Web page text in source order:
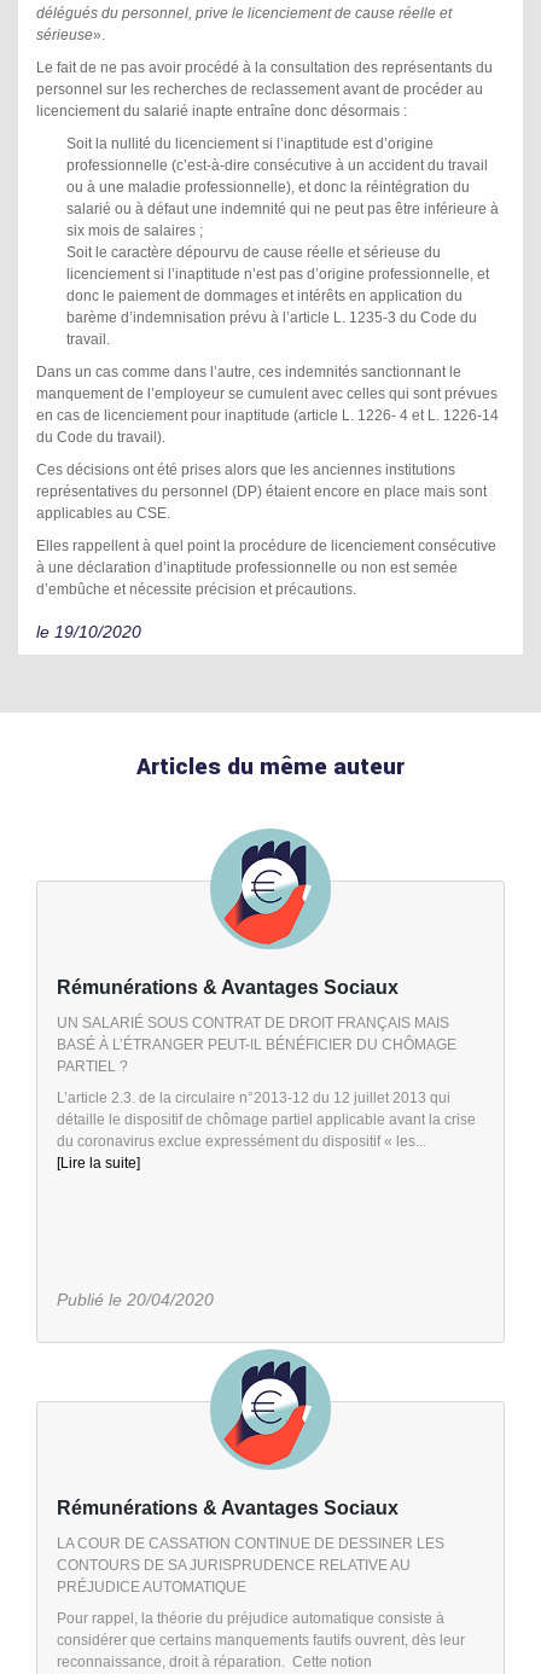
délégués du personnel, prive le licenciement de cause réelle et
sérieuse».
Le fait de ne pas avoir procédé à la consultation des représentants du
personnel sur les recherches de reclassement avant de procéder au
licenciement du salarié inapte entraîne donc désormais :
Soit la nullité du licenciement si l’inaptitude est d’origine
professionnelle (c’est-à-dire consécutive à un accident du travail
ou à une maladie professionnelle), et donc la réintégration du
salarié ou à défaut une indemnité qui ne peut pas être inférieure à
six mois de salaires ;
Soit le caractère dépourvu de cause réelle et sérieuse du
licenciement si l’inaptitude n’est pas d’origine professionnelle, et
donc le paiement de dommages et intérêts en application du
barème d’indemnisation prévu à l’article L. 1235-3 du Code du
travail.
Dans un cas comme dans l’autre, ces indemnités sanctionnant le
manquement de l’employeur se cumulent avec celles qui sont prévues
en cas de licenciement pour inaptitude (article L. 1226- 4 et L. 1226-14
du Code du travail).
Ces décisions ont été prises alors que les anciennes institutions
représentatives du personnel (DP) étaient encore en place mais sont
applicables au CSE.
Elles rappellent à quel point la procédure de licenciement consécutive
à une déclaration d’inaptitude professionnelle ou non est semée
d’embûche et nécessite précision et précautions.
le 19/10/2020
Articles du même auteur
Rémunérations & Avantages Sociaux
UN SALARIÉ SOUS CONTRAT DE DROIT FRANÇAIS MAIS
BASÉ À L’ÉTRANGER PEUT-IL BÉNÉFICIER DU CHÔMAGE
PARTIEL ?
L’article 2.3. de la circulaire n°2013-12 du 12 juillet 2013 qui
détaille le dispositif de chômage partiel applicable avant la crise
du coronavirus exclue expressément du dispositif « les...
[Lire la suite]
Publié le 20/04/2020
Rémunérations & Avantages Sociaux
LA COUR DE CASSATION CONTINUE DE DESSINER LES
CONTOURS DE SA JURISPRUDENCE RELATIVE AU
PRÉJUDICE AUTOMATIQUE
Pour rappel, la théorie du préjudice automatique consiste à
considérer que certains manquements fautifs ouvrent, dès leur
reconnaissance, droit à réparation. Cette notion